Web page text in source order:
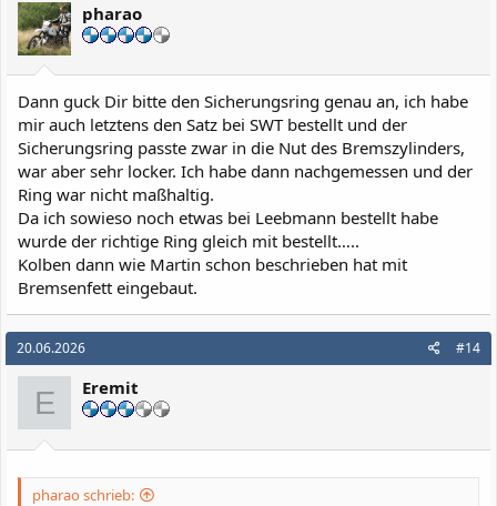
Bremsenreiniger (keine harten Gegenstände!).
Den neuen Kolben und die neuen Gummimanschetten vor
benetzen, damit beim Einführen nichts trocken reibt oder
sich umstülpt.
Feder aufstecken, Kolben gerade und vorsichtig gegen den
Federdruck in den Zylinder schieben.
Seegering wieder einsetzen (bzw. Madenschraube handfest
anziehen) und den sicheren Sitz prüfen.
Neue Staubmanschette reindrücken, neuen O-Ring am
Behälter verbauen und den Bremshebel (Lagerschraube
leicht gefettet) wieder montieren.
4. Befüllen & Entlüften
Neue Bremsflüssigkeit rein. Beim Entlüften (besonders am
Anfang durch manuelles Pumpen) den Bremshebel
maximal bis zur Hälfte des Hebelwegs
ziehen, um den
neuen Kolben und die Dichtlippen nicht direkt an einem
eventuellen alten Schmutz-/Rostrand im hinteren
Zylinderbereich zu beschädigen. Noch besser: Direkt von
pharao
Dann guck Dir bitte den Sicherungsring genau an, ich habe
mir auch letztens den Satz bei SWT bestellt und der
Sicherungsring passte zwar in die Nut des Bremszylinders,
war aber sehr locker. Ich habe dann nachgemessen und der
Ring war nicht maßhaltig.
Da ich sowieso noch etwas bei Leebmann bestellt habe
wurde der richtige Ring gleich mit bestellt…..
Kolben dann wie Martin schon beschrieben hat mit
Bremsenfett eingebaut.
20.06.2026 #14
E Eremit
pharao schrieb: